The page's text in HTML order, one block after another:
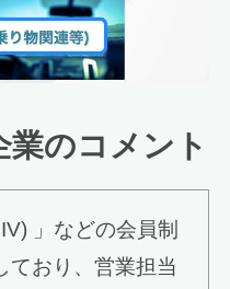
のコメント
」などの会員制
ており、営業担当